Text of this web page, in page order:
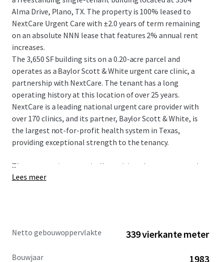
Alma Drive, Plano, TX. The property is 100% leased to
NextCare Urgent Care with ±2.0 years of term remaining
on an absolute NNN lease that features 2% annual rent
increases.
The 3,650 SF building sits on a 0.20-acre parcel and
operates as a Baylor Scott & White urgent care clinic, a
partnership with NextCare. The tenant has a long
operating history at this location of over 25 years.
NextCare is a leading national urgent care provider with
over 170 clinics, and its partner, Baylor Scott & White, is
the largest not-for-profit health system in Texas,
providing exceptional strength to the tenancy.
The property is strategically positioned as an outparcel to
a shopping center at the intersection of W Parker Road
population of over 326,939 residents and an impressive
...
Lees meer
Netto gebouwoppervlakte 339 vierkante meter
Bouwjaar 1983